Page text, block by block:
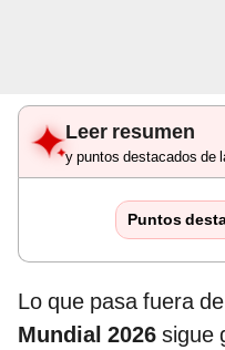
Leer resumen
y puntos destacados de
Puntos
Lo que pasa fuera
Mundial 2026 sigue